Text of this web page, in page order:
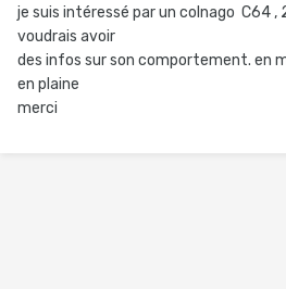
je suis intéressé par un colnago C64 ,
voudrais avoir
des infos sur son comportement. en
en plaine
merci